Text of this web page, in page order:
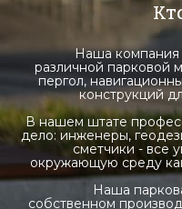
Наша компания
различной парковой
пергол,
конструкций
В нашем штате
дело: инженеры,
сметчики - все
окружающую среду
Наша
собственном